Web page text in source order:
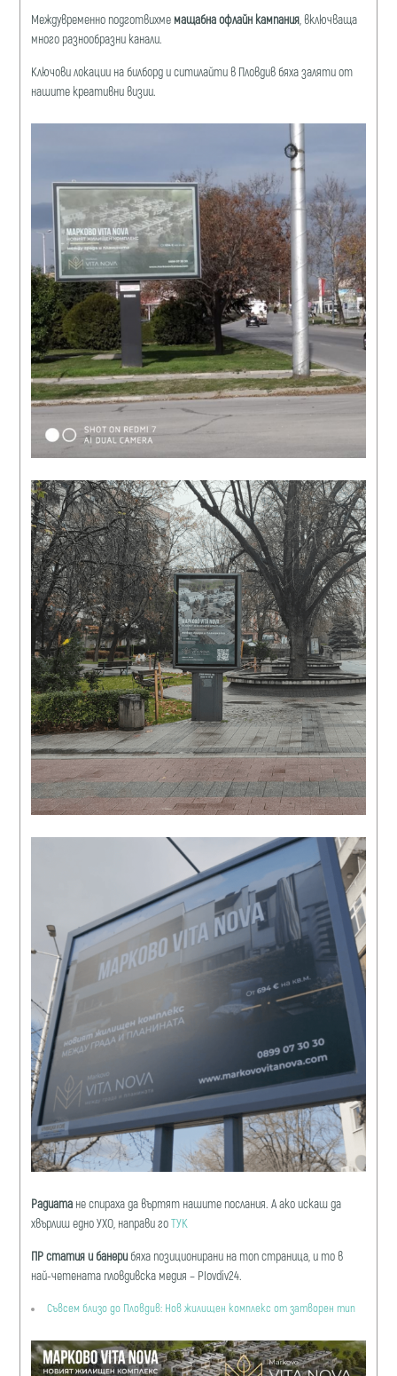
Междувременно подготвихме мащабна офлайн кампания , включваща
много разнообразни канали.
Ключови локации на билборд и ситилайти в Пловдив бяха заляти от
нашите креативни визии.
Радиата не спираха да въртят нашите послания. А ако искаш да
хвърлиш едно УХО, направи гоТУК
ПР статия и банери бяха позиционирани на топ страница, и то в
най-четената пловдивска медия – Plovdiv24.
Съвсем близо до Пловдив: Нов жилищен комплекс от затворен тип